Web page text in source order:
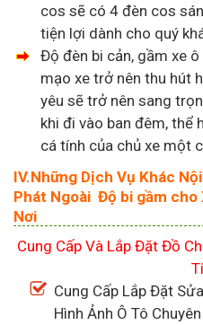
cos sẽ có 4 đèn cos
tiện lợi dành cho quý
Độ đèn bi cản, gầm xe
mạo xe trở nên thu hút
yêu sẽ trở nên sang
khi đi vào ban đêm, thể
cá tính của chủ xe một
IV.Những Dịch Vụ Khác
Phát Ngoài Độ bi gầm cho
Nơi
Cung Cấp Và Lắp Đặt Đồ
Cung Cấp Lắp Đặt
Hình Ảnh Ô Tô